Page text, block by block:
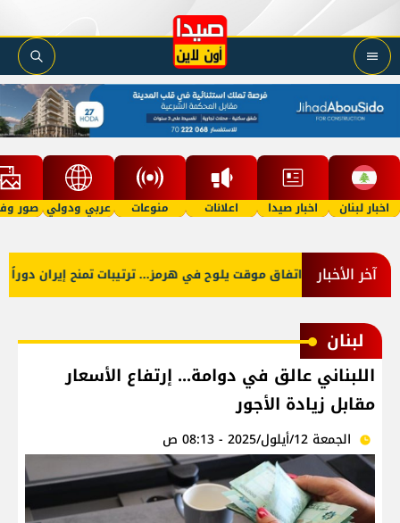
اخبار لبنان اخبار صيدا اعلانات منوعات عربي ودولي صور
آخر الأخباراتفاق موقت يلوح في هرمز... ترتيبات تمنح إيران دوراً
لبنان
اللبناني عالق في دوامة... إرتفاع الأسعار
مقابل زيادة الأجور
الجمعة 12/أيلول/2025 - 08:13 ص